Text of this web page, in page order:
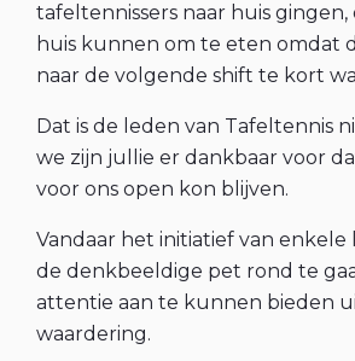
tafeltennissers naar huis gingen,
huis kunnen om te eten omdat
naar de volgende shift te kort
Dat is de leden van Tafeltennis
we zijn jullie er dankbaar voor
voor ons open kon blijven.
Vandaar het initiatief van
de denkbeeldige pet rond te
attentie aan te kunnen bieden
waardering.